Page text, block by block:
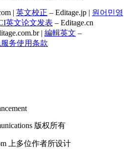
| 英文校正 – Editage.jp | 원어민영
英文论文发表 – Editage.cn
| 編輯英文 –
务使用条款
版权所有
上多位作者所设计